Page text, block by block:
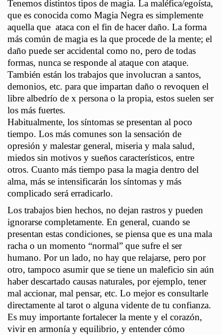
Tenemos distintos tipos de magia. La maléfica/egoísta,
que es conocida como Magia Negra es simplemente
aquella que ataca con el fin de hacer daño. La forma
más común de magia es la que procede de la mente; el
daño puede ser accidental como no, pero de todas
formas, nunca se responde al ataque con ataque.
También están los trabajos que involucran a santos,
demonios, etc. para que impartan daño o revoquen el
libre albedrío de x persona o la propia, estos suelen ser
los más fuertes.
Habitualmente, los síntomas se presentan al poco
tiempo. Los más comunes son la sensación de
opresión y malestar general, miseria y mala salud,
miedos sin motivos y sueños característicos, entre
otros. Cuanto más tiempo pasa la magia dentro del
alma, más se intensificarán los síntomas y más
complicado será erradicarlo.
Los trabajos bien hechos, no dejan rastros y pueden
ignorarse completamente. En general, cuando se
presentan estas condiciones, se piensa que es una mala
racha o un momento “normal” que sufre el ser
humano. Por un lado, no hay que relajarse, pero por
otro, tampoco asumir que se tiene un maleficio sin aún
haber descartado causas naturales, por ejemplo, tener
mal accionar, mal pensar, etc. Lo mejor es consultarle
directamente al tarot o alguna vidente de tu confianza.
Es muy importante fortalecer la mente y el corazón,
vivir en armonía y equilibrio, y entender cómo